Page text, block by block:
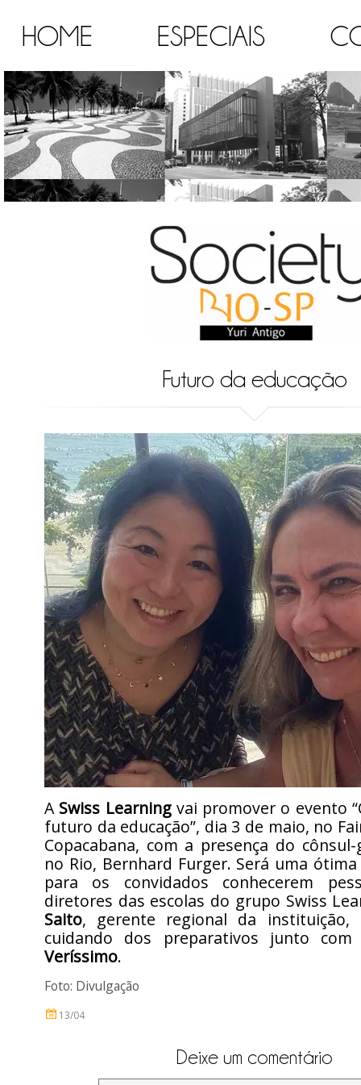
HOME ESPECIAIS
Futuro da educação
A Swiss Learningvai promover o evento
futuro da educação”, dia 3 de maio, no
Copacabana, com a presença do
no Rio, Bernhard Furger. Será uma
para os convidados conhecerem
diretores das escolas do grupo Swiss
Saito, gerente regional da instituição,
cuidando dos preparativos junto
Veríssimo.
Foto: Divulgação
13/04
Deixe um comentário